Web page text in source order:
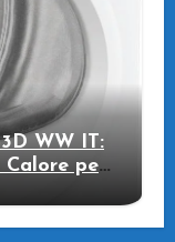
WW IT:
Calore per